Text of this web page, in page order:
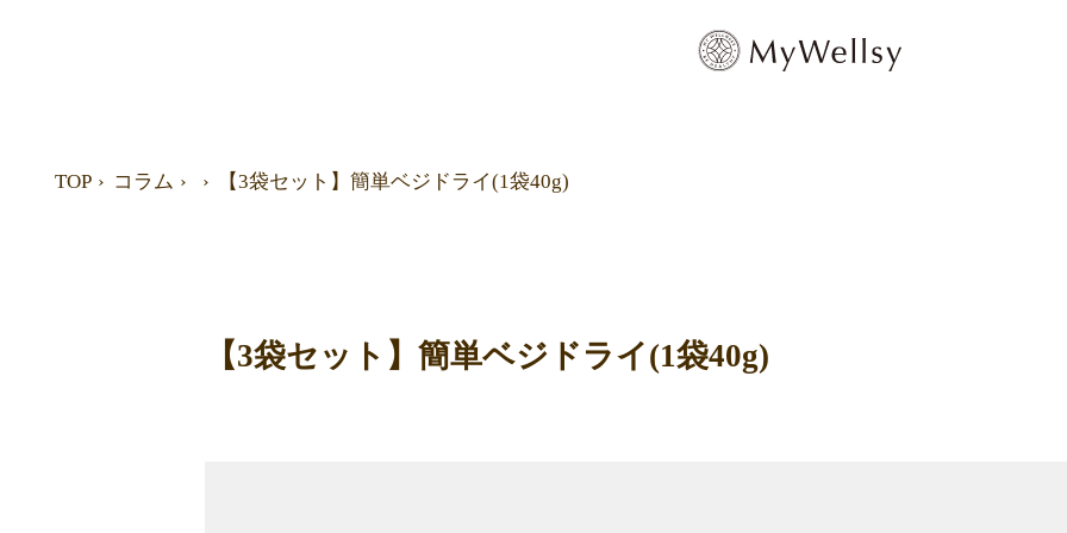
TOP コラム 【3袋セット】簡単ベジドライ(1袋40g)
【3袋セット】簡単ベジドライ(1袋40g)